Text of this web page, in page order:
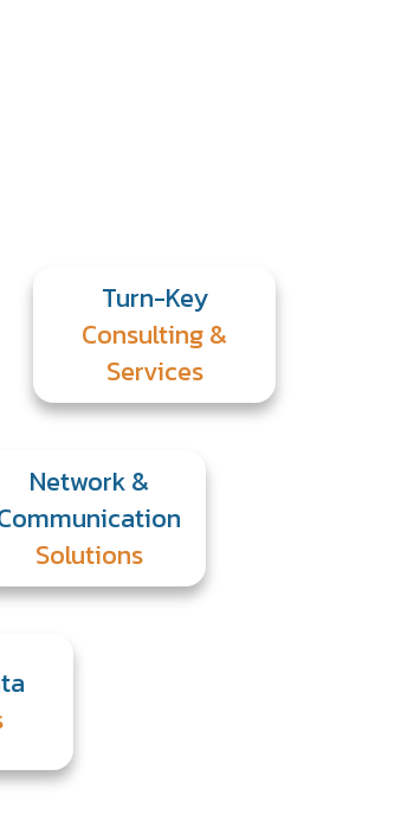
Turn-Key
Consulting &
Services
Network &
Solutions